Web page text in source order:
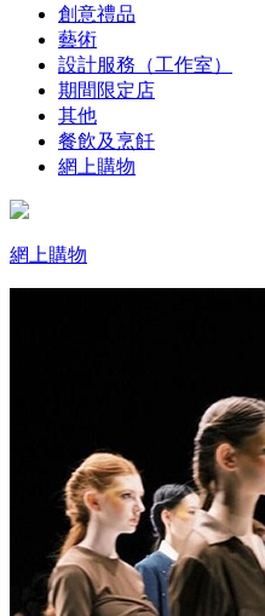
創意禮品
藝術
設計服務（工作室）
期間限定店
其他
餐飲及烹飪
網上購物
網上購物